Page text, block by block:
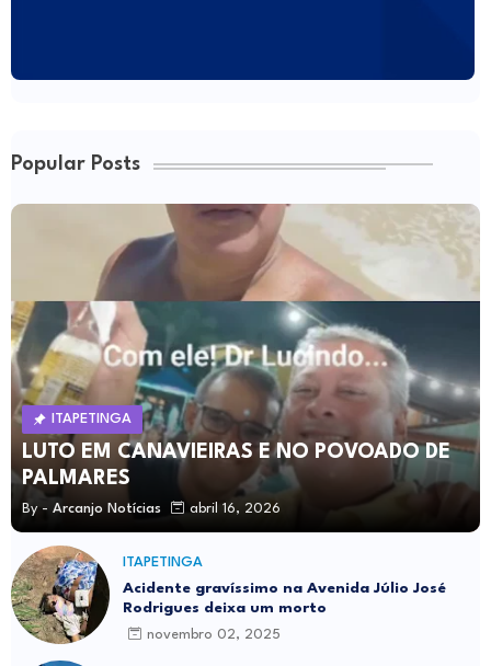
Popular Posts
ITAPETINGA
LUTO EM CANAVIEIRAS E NO POVOADO DE
PALMARES
By - Arcanjo Notícias abril 16, 2026
ITAPETINGA
Acidente gravíssimo na Avenida Júlio José
Rodrigues deixa um morto
novembro 02, 2025